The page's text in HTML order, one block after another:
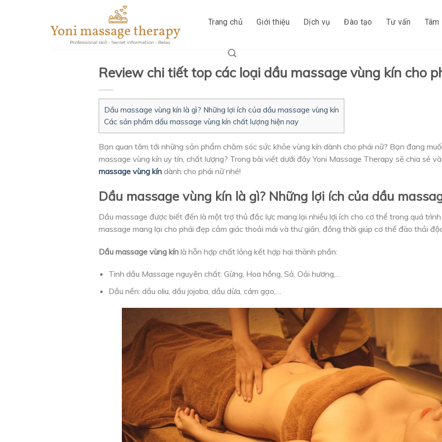
Trang chủ Giới thiệu Dịch vụ Đào tạo Tư vấn
Review chi tiết top các loại dầu massage vùng kín cho
Dầu massage vùng kín là gì? Những lợi ích của dầu massage vùng kín
Các sản phẩm dầu massage vùng kín chất lượng hiện nay
Bạn quan tâm tới những sản phẩm chăm sóc sức khỏe vùng kín dành cho phái nữ? Bạn đang
massage vùng kín uy tín, chất lượng? Trong bài viết dưới đây Yoni Massage Therapy sẽ chia sẻ
massage vùng kíndành cho phái nữ nhé!
Dầu massage vùng kín là gì? Những lợi ích của dầu
Dầu massage được biết đến là một trợ thủ đắc lực mang lại nhiều lợi ích cho cơ thể trong quá
massage mang lại cho phái đẹp cảm giác thoải mái và thư giãn, đồng thời giúp cơ thể đào thải
Dầu massage vùng kínlà hỗn hợp chất lỏng kết hợp hai thành phần:
Tinh dầu Massage nguyên chất: Gừng, Hoa hồng, Sả, Oải hương,…
Dầu nền: dầu oliu, dầu jojoba, dầu dừa, cám gạo,…